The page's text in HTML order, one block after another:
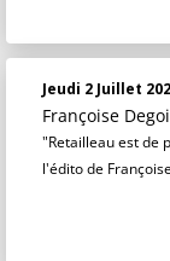
Jeudi 2 Juillet
Françoise
"Retailleau est de
l'édito de